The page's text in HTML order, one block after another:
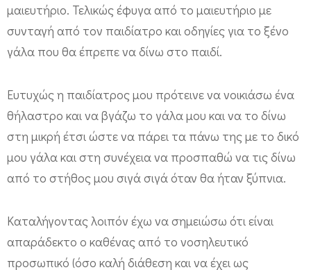
μαιευτήριο. Τελικώς έφυγα από το μαιευτήριο με
συνταγή από τον παιδίατρο και οδηγίες για το ξένο
γάλα που θα έπρεπε να δίνω στο παιδί.
Ευτυχώς η παιδίατρος μου πρότεινε να νοικιάσω ένα
θήλαστρο και να βγάζω το γάλα μου και να το δίνω
στη μικρή έτσι ώστε να πάρει τα πάνω της με το δικό
μου γάλα και στη συνέχεια να προσπαθώ να τις δίνω
από το στήθος μου σιγά σιγά όταν θα ήταν ξύπνια.
Καταλήγοντας λοιπόν έχω να σημειώσω ότι είναι
απαράδεκτο ο καθένας από το νοσηλευτικό
προσωπικό (όσο καλή διάθεση και να έχει ως